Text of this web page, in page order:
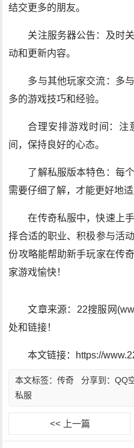
结交更多的朋友。
关注服务器公告：及时
动和更新内容。
多与其他玩家交流：多
多的游戏技巧和经验。
合理安排游戏时间：注
间，保持良好的心态。
了解私服版本特色：每
需要仔细了解，才能更好地适
在传奇私服中，快速上
择合适的职业、积极参与活
份攻略能帮助新手玩家在传
家游戏愉快！
文章来源：22搜服网
处和链接！
本文链接：https://
分享到： QQ
本文标签：传奇
私服
<< 上一篇